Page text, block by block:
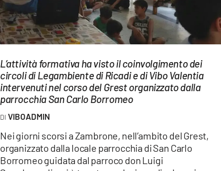
SPORT
Streaming
LAC NETWORK
LAC ONAIR
Network
LACPLAY.IT
L’attività formativa ha visto il coinvolgimento dei
circoli di Legambiente di Ricadi e di Vibo Valentia
intervenuti nel corso del Grest organizzato dalla
parrocchia San Carlo Borromeo
VIBOADMIN
Nei giorni scorsi a Zambrone, nell’ambito del Grest,
organizzato dalla locale parrocchia di San Carlo
Borromeo guidata dal parroco don Luigi